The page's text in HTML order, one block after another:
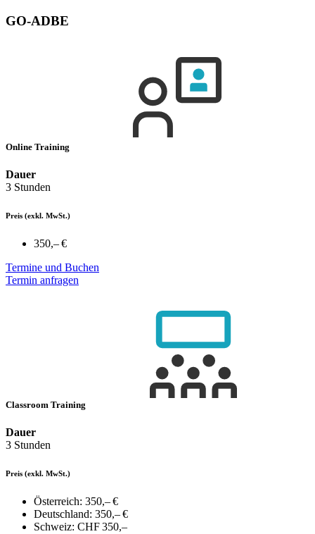
GO-ADBE
Online Training
Dauer
3 Stunden
Preis (exkl. MwSt.)
350,– €
Termine und Buchen
Termin anfragen
Classroom Training
Dauer
3 Stunden
Preis (exkl. MwSt.)
Österreich: 350,– €
Deutschland: 350,– €
Schweiz: CHF 350,–